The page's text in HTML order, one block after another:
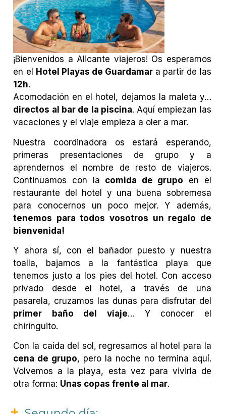
¡Bienvenidos a Alicante viajeros! Os esperamos
en el
Hotel Playas de Guardamar a partir de las
12h.
Acomodación en el hotel, dejamos la maleta y…
directos al bar de la piscina. Aquí empiezan las
vacaciones y el viaje empieza a oler a mar.
Nuestra coordinadora os estará esperando,
primeras presentaciones de grupo y a
aprendernos el nombre de resto de viajeros.
Continuamos con la comida de grupo en el
restaurante del hotel y una buena sobremesa
para conocernos un poco mejor. Y además,
tenemos para todos vosotros un regalo de
bienvenida!
Y ahora sí, con el bañador puesto y nuestra
toalla, bajamos a la fantástica playa que
tenemos justo a los pies del hotel. Con acceso
privado desde el hotel, a través de una
pasarela, cruzamos las dunas para disfrutar del
primer baño del viaje… Y conocer el
chiringuito.
Con la caída del sol, regresamos al hotel para la
cena de grupo, pero la noche no termina aquí.
Volvemos a la playa, esta vez para vivirla de
otra forma: Unas copas frente al mar.